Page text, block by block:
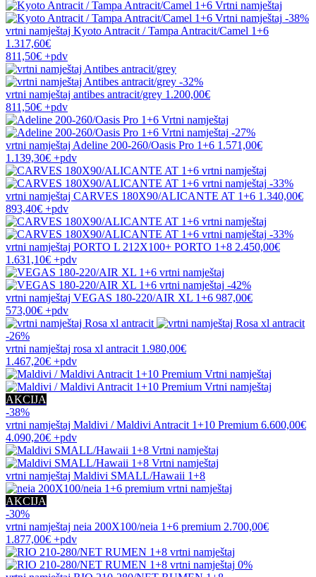
-38%
vrtni namještaj Kyoto Antracit / Tampa Antracit/Camel 1+6
1.317,60€
811,50€ +pdv
-32%
vrtni namještaj antibes antracit/grey 1.200,00€
811,50€ +pdv
-27%
vrtni namještaj Adeline 200-260/Oasis Pro 1+6 1.571,00€
1.139,30€ +pdv
-33%
vrtni namještaj CARVES 180X90/ALICANTE AT 1+6 1.340,00€
893,40€ +pdv
-33%
vrtni namještaj PORTO L 212X100+ PORTO 1+8 2.450,00€
1.631,10€ +pdv
-42%
vrtni namještaj VEGAS 180-220/AIR XL 1+6 987,00€
573,00€ +pdv
-26%
vrtni namještaj rosa xl antracit 1.980,00€
1.467,20€ +pdv
AKCIJA
-38%
vrtni namještaj Maldivi / Maldivi Antracit 1+10 Premium 6.600,00€
4.090,20€ +pdv
vrtni namještaj Maldivi SMALL/Hawaii 1+8
AKCIJA
-30%
vrtni namještaj neia 200X100/neia 1+6 premium 2.700,00€
1.877,00€ +pdv
0%